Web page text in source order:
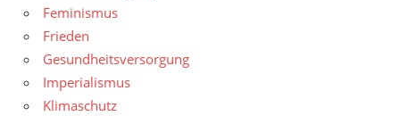
Feminismus
Frieden
Gesundheitsversorgung
Imperialismus
Klimaschutz